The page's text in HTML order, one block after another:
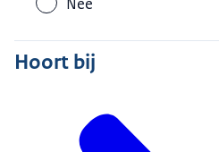
Hoort bij